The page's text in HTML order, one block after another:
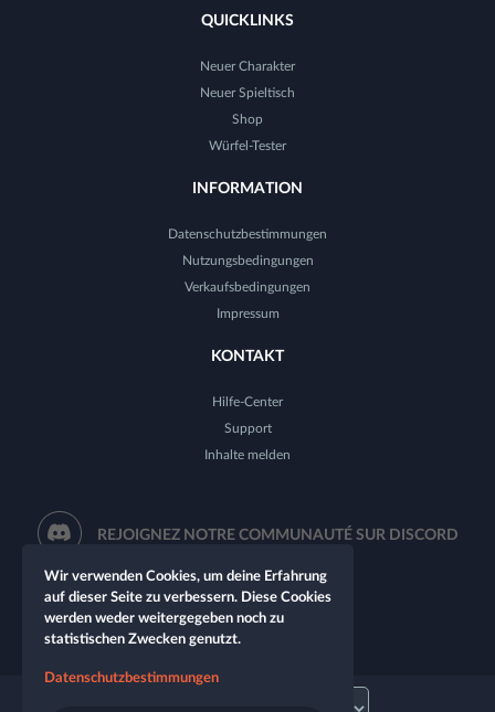
QUICKLINKS
Neuer Charakter
Neuer Spieltisch
Shop
Würfel-Tester
INFORMATION
Datenschutzbestimmungen
Nutzungsbedingungen
Verkaufsbedingungen
Impressum
KONTAKT
Hilfe-Center
Support
Inhalte melden
REJOIGNEZ NOTRE COMMUNAUTÉ SUR DISCORD
Wir verwenden Cookies, um deine Erfahrung
auf dieser Seite zu verbessern. Diese Cookies
werden weder weitergegeben noch zu
statistischen Zwecken genutzt.
Datenschutzbestimmungen